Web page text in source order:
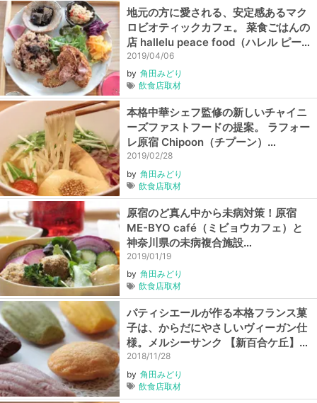
地元の方に愛される、安定感あるマク
ロビオティックカフェ。 菜食ごはんの
店 hallelu peace food（ハレル ピー
スフード）【奥沢】【Vegewel特典】
2019/04/06
by 角田みどり
飲食店取材
本格中華シェフ監修の新しいチャイニ
ーズファストフードの提案。 ラフォー
レ原宿 Chipoon（チプーン）
【Vegewel特典】
2019/02/28
by 角田みどり
飲食店取材
原宿のど真ん中から未病対策！原宿
ME-BYO café（ミビョウカフェ）と
神奈川県の未病複合施設
BIOTOPIA（ビオトピア）
2019/01/19
by 角田みどり
飲食店取材
パティシエールが作る本格フランス菓
子は、からだにやさしいヴィーガン仕
様。メルシーサンク 【新百合ケ丘】
【Vegewel特典】
2018/11/28
by 角田みどり
飲食店取材